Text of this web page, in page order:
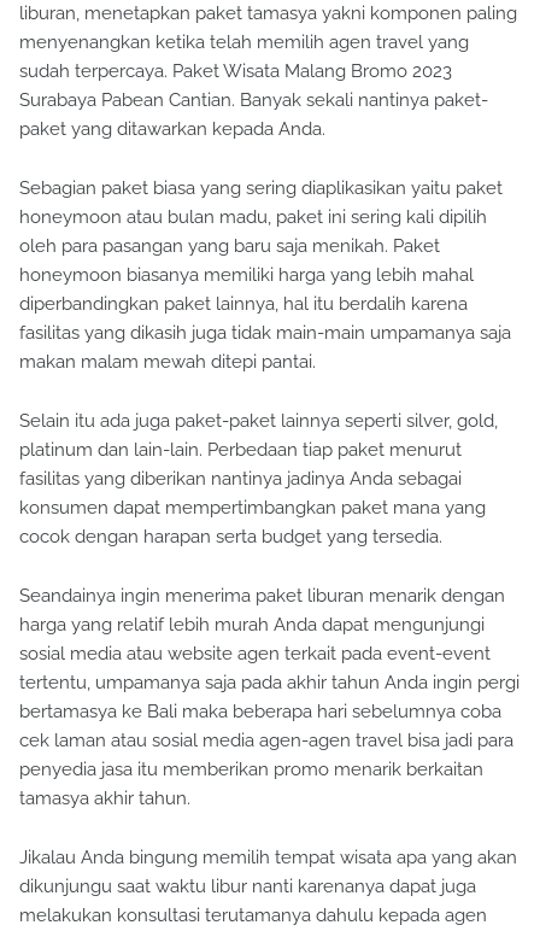
liburan, menetapkan paket tamasya yakni komponen paling
menyenangkan ketika telah memilih agen travel yang
sudah terpercaya. Paket Wisata Malang Bromo 2023
Surabaya Pabean Cantian. Banyak sekali nantinya paket-
paket yang ditawarkan kepada Anda.
Sebagian paket biasa yang sering diaplikasikan yaitu paket
honeymoon atau bulan madu, paket ini sering kali dipilih
oleh para pasangan yang baru saja menikah. Paket
honeymoon biasanya memiliki harga yang lebih mahal
diperbandingkan paket lainnya, hal itu berdalih karena
fasilitas yang dikasih juga tidak main-main umpamanya saja
makan malam mewah ditepi pantai.
Selain itu ada juga paket-paket lainnya seperti silver, gold,
platinum dan lain-lain. Perbedaan tiap paket menurut
fasilitas yang diberikan nantinya jadinya Anda sebagai
konsumen dapat mempertimbangkan paket mana yang
cocok dengan harapan serta budget yang tersedia.
Seandainya ingin menerima paket liburan menarik dengan
harga yang relatif lebih murah Anda dapat mengunjungi
sosial media atau website agen terkait pada event-event
tertentu, umpamanya saja pada akhir tahun Anda ingin pergi
bertamasya ke Bali maka beberapa hari sebelumnya coba
cek laman atau sosial media agen-agen travel bisa jadi para
penyedia jasa itu memberikan promo menarik berkaitan
tamasya akhir tahun.
Jikalau Anda bingung memilih tempat wisata apa yang akan
dikunjungu saat waktu libur nanti karenanya dapat juga
melakukan konsultasi terutamanya dahulu kepada agen